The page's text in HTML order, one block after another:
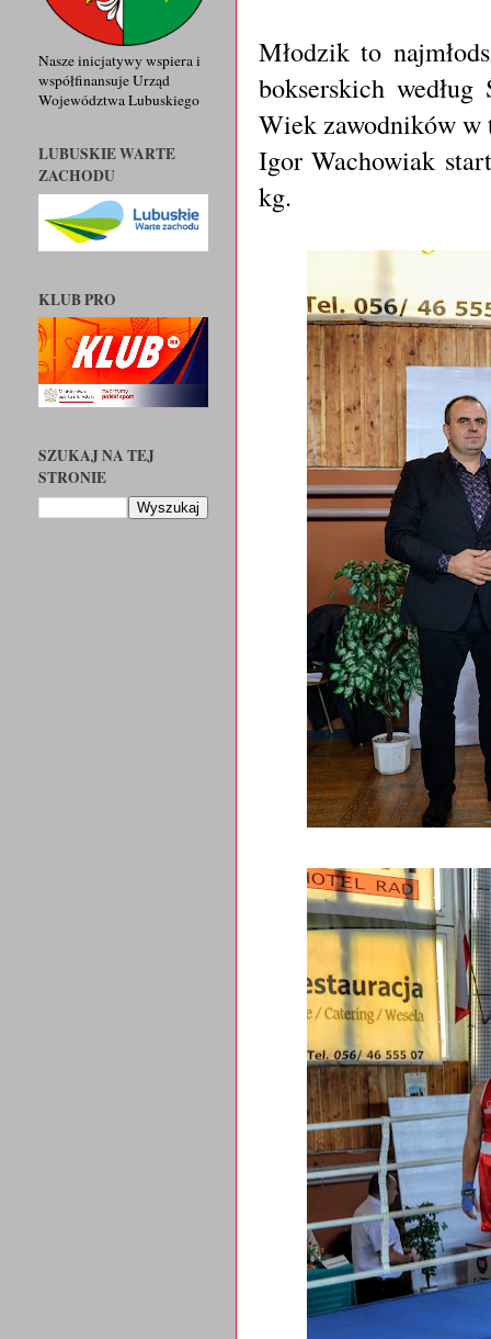
Młodzik to
bokserskich
Wiek zawodników
Igor Wachowiak
kg.
Nasze inicjatywy wspiera i
współfinansuje Urząd
Województwa Lubuskiego
LUBUSKIE WARTE
ZACHODU
KLUB PRO
SZUKAJ NA TEJ
STRONIE